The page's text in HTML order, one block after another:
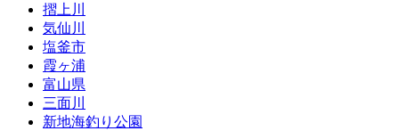
摺上川
気仙川
塩釜市
霞ヶ浦
富山県
三面川
新地海釣り公園